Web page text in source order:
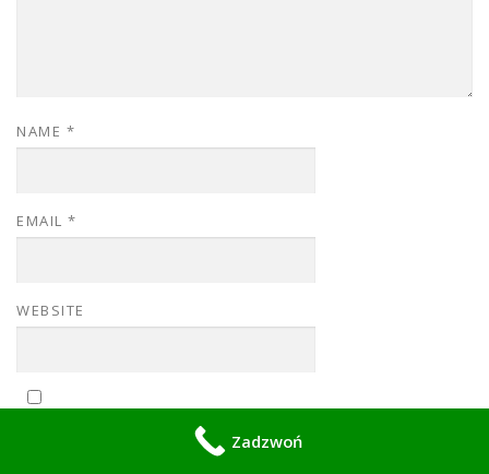
NAME *
EMAIL *
WEBSITE
SAVE MY NAME, EMAIL, AND WEBSITE IN THIS BROWSER
FOR THE NEXT TIME I COMMENT.Zadzwoń